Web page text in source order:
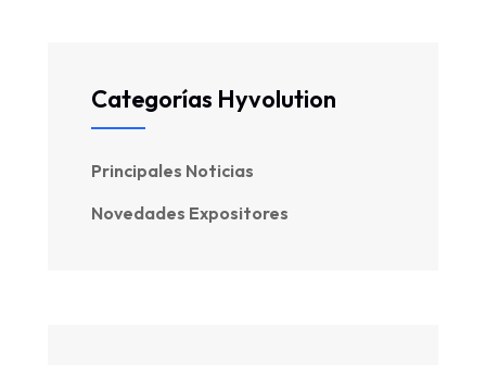
Categorías Hyvolution
Principales Noticias
Novedades Expositores